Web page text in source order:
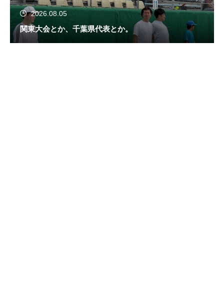
2026.08.05
関東大会とか、千葉県代表とか。